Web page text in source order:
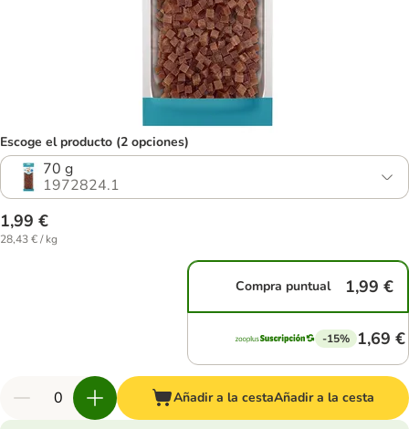
Escoge el producto (2 opciones)
70 g
1972824.1
1,99 €
28,43 € / kg
Compra puntual 1,99 €
-15% 1,69 €
Añadir a la cestaAñadir a la cesta